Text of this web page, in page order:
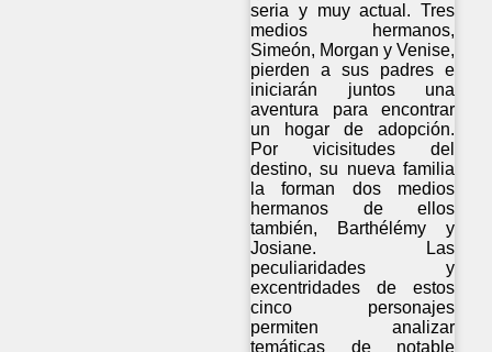
seria y muy actual. Tres
medios hermanos,
Simeón, Morgan y Venise,
pierden a sus padres e
iniciarán juntos una
aventura para encontrar
un hogar de adopción.
Por vicisitudes del
destino, su nueva familia
la forman dos medios
hermanos de ellos
también, Barthélémy y
Josiane. Las
peculiaridades y
excentridades de estos
cinco personajes
permiten analizar
temáticas de notable